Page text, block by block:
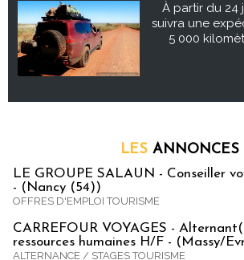
À partir du 24
suivra une
5 000
LES ANNONCES
LE GROUPE SALAUN - Conseiller
- (Nancy (54))
OFFRES D'EMPLOI TOURISME
CARREFOUR VOYAGES -
ressources humaines H/F - (Massy/
ALTERNANCE / STAGES TOURISME